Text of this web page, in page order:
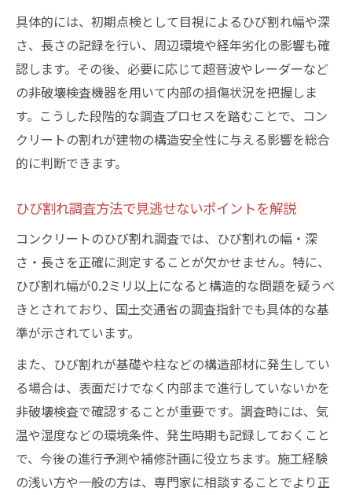
具体的には、初期点検として目視によるひび割れ幅や深
さ、長さの記録を行い、周辺環境や経年劣化の影響も確
認します。その後、必要に応じて超音波やレーダーなど
の非破壊検査機器を用いて内部の損傷状況を把握しま
す。こうした段階的な調査プロセスを踏むことで、コン
クリートの割れが建物の構造安全性に与える影響を総合
的に判断できます。
ひび割れ調査方法で見逃せないポイントを解説
コンクリートのひび割れ調査では、ひび割れの幅・深
さ・長さを正確に測定することが欠かせません。特に、
ひび割れ幅が0.2ミリ以上になると構造的な問題を疑うべ
きとされており、国土交通省の調査指針でも具体的な基
準が示されています。
また、ひび割れが基礎や柱などの構造部材に発生してい
る場合は、表面だけでなく内部まで進行していないかを
非破壊検査で確認することが重要です。調査時には、気
温や湿度などの環境条件、発生時期も記録しておくこと
で、今後の進行予測や補修計画に役立ちます。施工経験
の浅い方や一般の方は、専門家に相談することでより正